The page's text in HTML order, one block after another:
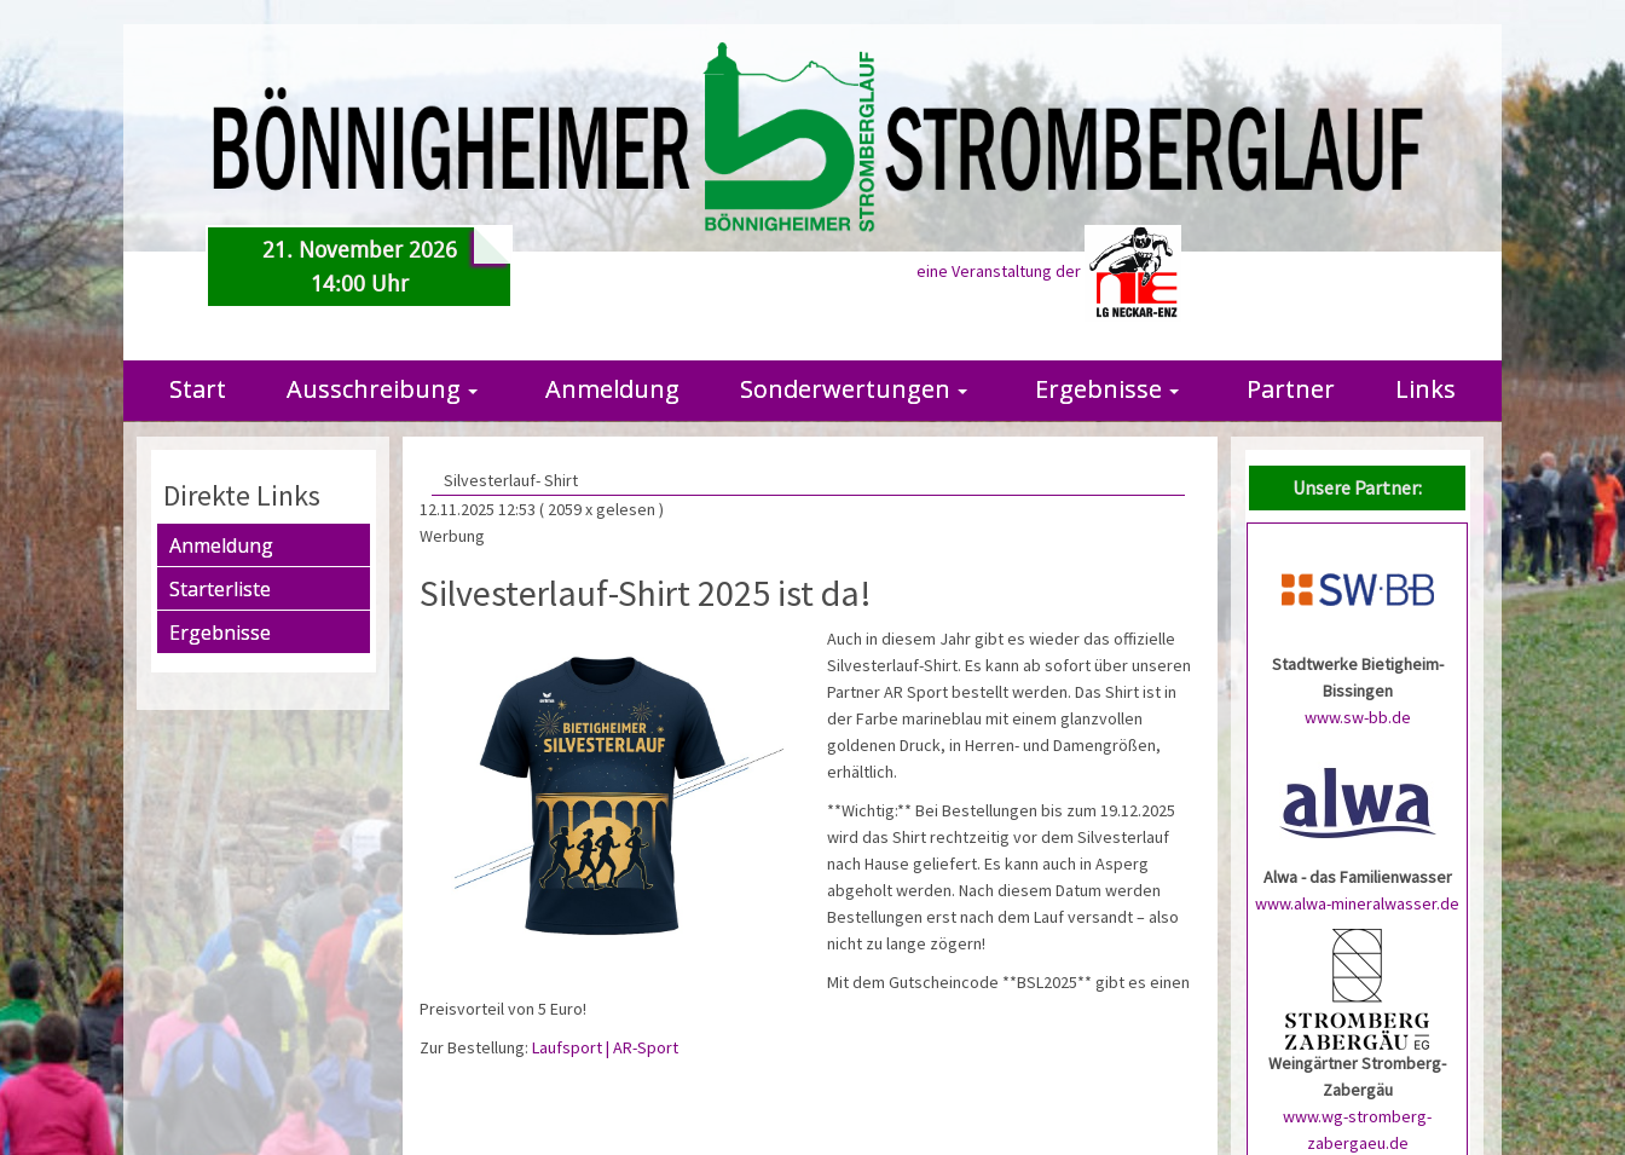
21. November 2026
14:00 Uhr
eine Veranstaltung der
Start Ausschreibung Anmeldung Sonderwertungen Ergebnisse Partner Links
Direkte Links
Anmeldung
Starterliste
Ergebnisse
Silvesterlauf- Shirt
12.11.2025 12:53 ( 2059 x gelesen )
Werbung
Silvesterlauf-Shirt 2025 ist da!
Auch in diesem Jahr gibt es wieder das offizielle
Silvesterlauf-Shirt. Es kann ab sofort über unseren
Partner AR Sport bestellt werden. Das Shirt ist in
der Farbe marineblau mit einem glanzvollen
goldenen Druck, in Herren- und Damengrößen,
erhältlich.
**Wichtig:** Bei Bestellungen bis zum 19.12.2025
wird das Shirt rechtzeitig vor dem Silvesterlauf
nach Hause geliefert. Es kann auch in Asperg
abgeholt werden. Nach diesem Datum werden
Bestellungen erst nach dem Lauf versandt – also
nicht zu lange zögern!
Mit dem Gutscheincode **BSL2025** gibt es einen
Preisvorteil von 5 Euro!
Zur Bestellung:Laufsport | AR-Sport
Unsere Partner:
Stadtwerke Bietigheim-
Bissingen
www.sw-bb.de
Alwa - das Familienwasser
www.alwa-mineralwasser.de
Weingärtner Stromberg-
Zabergäu
www.wg-stromberg-
zabergaeu.de